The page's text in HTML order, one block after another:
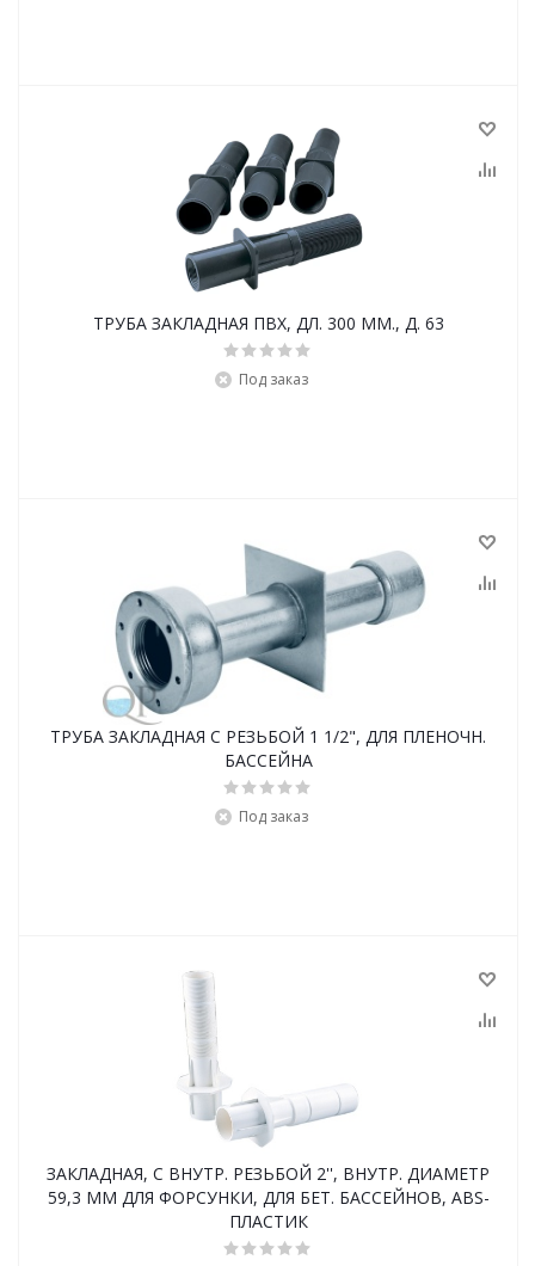
ТРУБА ЗАКЛАДНАЯ ПВХ, ДЛ. 300 ММ., Д. 63
Под заказ
ТРУБА ЗАКЛАДНАЯ С РЕЗЬБОЙ 1 1/2", ДЛЯ ПЛЕНОЧН.
БАССЕЙНА
Под заказ
ЗАКЛАДНАЯ, С ВНУТР. РЕЗЬБОЙ 2'', ВНУТР. ДИАМЕТР
59,3 ММ ДЛЯ ФОРСУНКИ, ДЛЯ БЕТ. БАССЕЙНОВ, ABS-
ПЛАСТИК